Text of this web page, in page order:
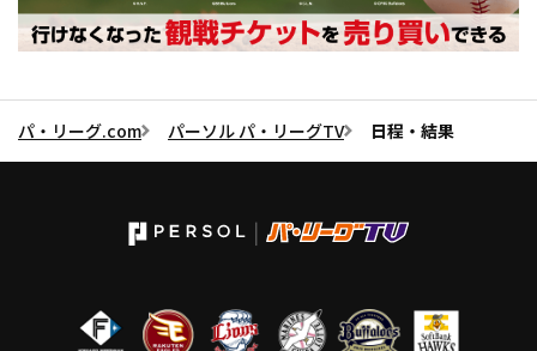
パ・リーグ.com パーソル パ・リーグTV 日程・結果